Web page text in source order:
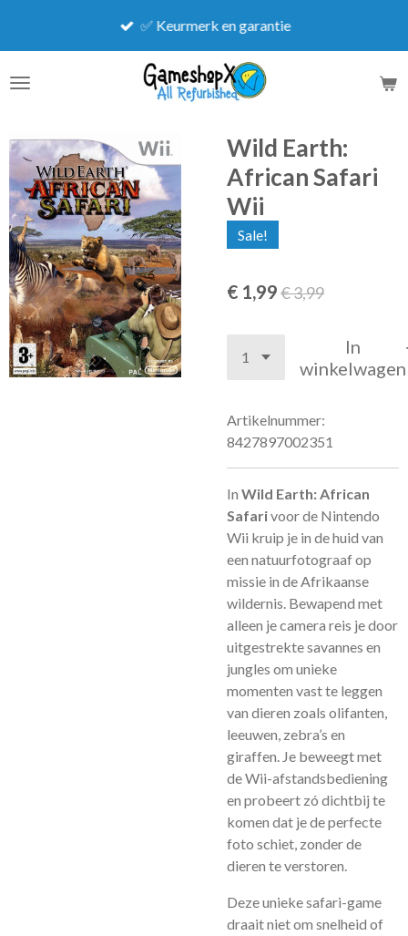
de
✅ Keurmerk en garantie
Wild Earth:
African Safari
Wii
Sale!
€ 1,99€ 3,99
In
winkelwagen
Artikelnummer:
8427897002351
In Wild Earth: African
Safarivoor de Nintendo
Wii kruip je in de huid van
een natuurfotograaf op
missie in de Afrikaanse
wildernis. Bewapend met
alleen je camera reis je door
uitgestrekte savannes en
jungles om unieke
momenten vast te leggen
van dieren zoals olifanten,
leeuwen, zebra’s en
giraffen. Je beweegt met
de Wii-afstandsbediening
en probeert zó dichtbij te
komen dat je de perfecte
foto schiet, zonder de
dieren te verstoren.
Deze unieke safari-game
draait niet om snelheid of